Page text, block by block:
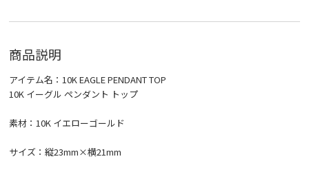
商品説明
アイテム名：10K EAGLE PENDANT TOP
10K イーグル ペンダント トップ
素材：10K イエローゴールド
サイズ：縦23mm×横21mm